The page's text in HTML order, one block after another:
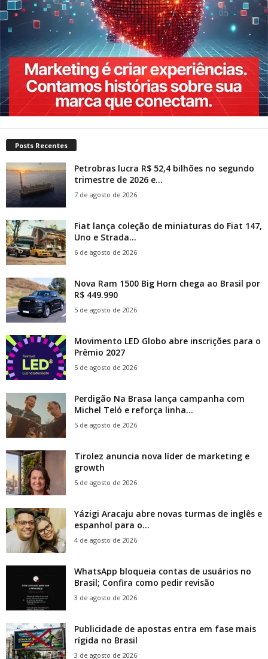
Posts Recentes
Petrobras lucra R$ 52,4 bilhões no segundo
trimestre de 2026 e...
7 de agosto de 2026
Fiat lança coleção de miniaturas do Fiat 147,
Uno e Strada...
6 de agosto de 2026
Nova Ram 1500 Big Horn chega ao Brasil por
R$ 449.990
5 de agosto de 2026
Movimento LED Globo abre inscrições para o
Prêmio 2027
5 de agosto de 2026
Perdigão Na Brasa lança campanha com
Michel Teló e reforça linha...
5 de agosto de 2026
Tirolez anuncia nova líder de marketing e
growth
5 de agosto de 2026
Yázigi Aracaju abre novas turmas de inglês e
espanhol para o...
4 de agosto de 2026
WhatsApp bloqueia contas de usuários no
Brasil; Confira como pedir revisão
3 de agosto de 2026
Publicidade de apostas entra em fase mais
rígida no Brasil
3 de agosto de 2026